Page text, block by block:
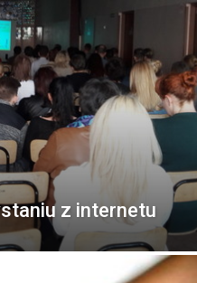
z internetu